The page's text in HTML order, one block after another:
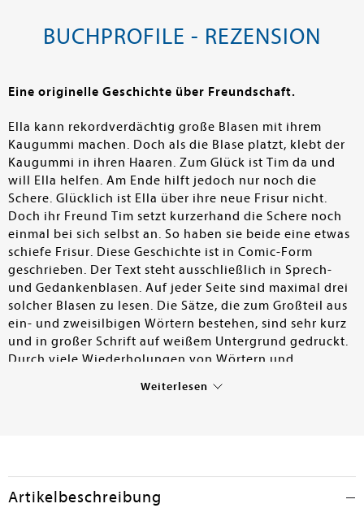
BUCHPROFILE - REZENSION
Eine originelle Geschichte über Freundschaft.
Ella kann rekordverdächtig große Blasen mit ihrem
Kaugummi machen. Doch als die Blase platzt, klebt der
Kaugummi in ihren Haaren. Zum Glück ist Tim da und
will Ella helfen. Am Ende hilft jedoch nur noch die
Schere. Glücklich ist Ella über ihre neue Frisur nicht.
Doch ihr Freund Tim setzt kurzerhand die Schere noch
einmal bei sich selbst an. So haben sie beide eine etwas
schiefe Frisur. Diese Geschichte ist in Comic-Form
geschrieben. Der Text steht ausschließlich in Sprech-
und Gedankenblasen. Auf jeder Seite sind maximal drei
solcher Blasen zu lesen. Die Sätze, die zum Großteil aus
ein- und zweisilbigen Wörtern bestehen, sind sehr kurz
und in großer Schrift auf weißem Untergrund gedruckt.
Durch viele Wiederholungen von Wörtern und
Lesen und das Textverständnis noch zusätzlich
Illustrationen kommen den Sehgewohnheiten von
Weiterlesen
Artikelbeschreibung